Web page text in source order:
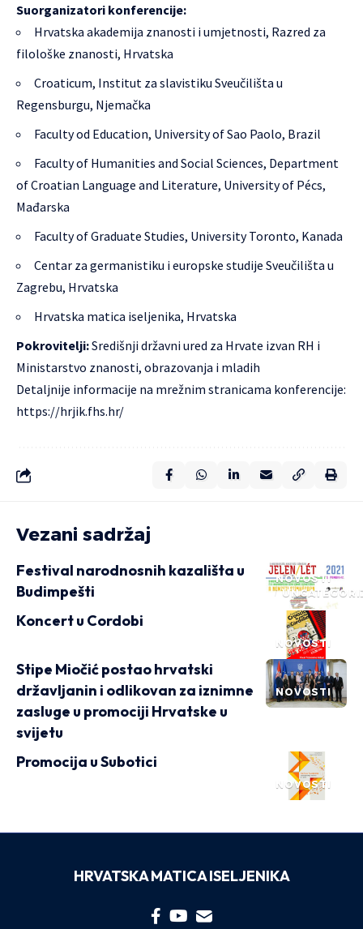
Suorganizatori konferencije:
Hrvatska akademija znanosti i umjetnosti, Razred za
filološke znanosti, Hrvatska
Croaticum, Institut za slavistiku Sveučilišta u
Regensburgu, Njemačka
Faculty od Education, University of Sao Paolo, Brazil
Faculty of Humanities and Social Sciences, Department
of Croatian Language and Literature, University of Pécs,
Mađarska
Faculty of Graduate Studies, University Toronto, Kanada
Centar za germanistiku i europske studije Sveučilišta u
Zagrebu, Hrvatska
Hrvatska matica iseljenika, Hrvatska
Pokrovitelji:Središnji državni ured za Hrvate izvan RH i
Ministarstvo znanosti, obrazovanja i mladih
Detaljnije informacije na mrežnim stranicama konferencije:
https://hrjik.fhs.hr/
Vezani sadržaj
NOVOSTI
Festival narodnosnih kazališta u
Budimpešti
NOVOSTI
Koncert u Cordobi
NOVOSTI
Stipe Miočić postao hrvatski
državljanin i odlikovan za iznimne
zasluge u promociji Hrvatske u
svijetu
NOVOSTI
Promocija u Subotici
HRVATSKA MATICA ISELJENIKA